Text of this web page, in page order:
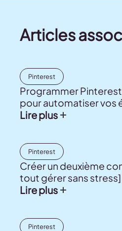
Articles
Pinterest
Programmer Pinterest
pour automatiser vos
Lire plus
Pinterest
Créer un deuxième
tout gérer sans stress]
Lire plus
Pinterest